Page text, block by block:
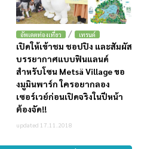
อัพเดตท่องเที่ยว / เทรนด์
เปิดให้เข้าชม ชอปปิง และสัมผัส
บรรยากาศแบบฟินแลนด์
สำหรับโซน Metsä Village ขอ
งมูมินพาร์ก ใครอยากลอง
เซอร์เวย์ก่อนเปิดจริงในปีหน้า
ต้องจัด!!
updated 17.11.2018